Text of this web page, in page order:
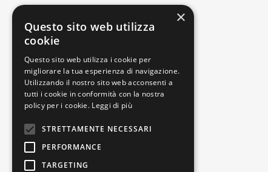
×
Questo sito web utilizza
cookie
Questo sito web utilizza i cookie per
migliorare la tua esperienza di navigazione.
Utilizzando il nostro sito web acconsenti a
tutti i cookie in conformità con la nostra
policy per i cookie. Leggi di più
STRETTAMENTE NECESSARI
PERFORMANCE
TARGETING